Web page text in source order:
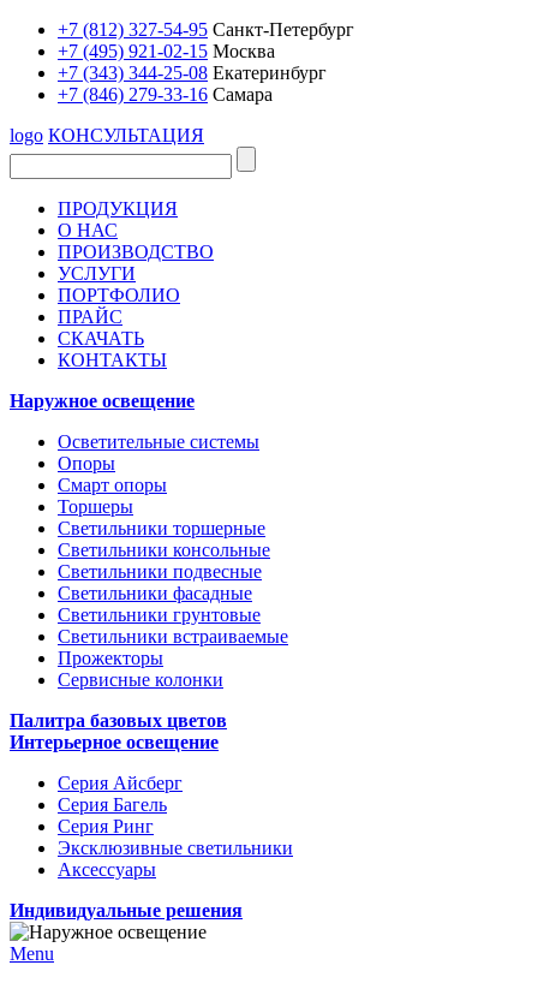
+7 (812) 327-54-95 Санкт-Петербург
+7 (495) 921-02-15 Москва
+7 (343) 344-25-08 Екатеринбург
+7 (846) 279-33-16 Самара
logo КОНСУЛЬТАЦИЯ
ПРОДУКЦИЯ
О НАС
ПРОИЗВОДСТВО
УСЛУГИ
ПОРТФОЛИО
ПРАЙС
СКАЧАТЬ
КОНТАКТЫ
Наружное освещение
Осветительные системы
Опоры
Смарт опоры
Торшеры
Светильники торшерные
Светильники консольные
Светильники подвесные
Светильники фасадные
Светильники грунтовые
Светильники встраиваемые
Прожекторы
Сервисные колонки
Палитра базовых цветов
Интерьерное освещение
Серия Айсберг
Серия Багель
Серия Ринг
Эксклюзивные светильники
Аксессуары
Индивидуальные решения
Menu